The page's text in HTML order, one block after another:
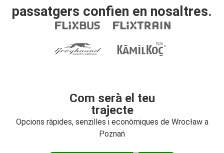
passatgers confien en nosaltres.
Com serà el teu
trajecte
Opcions ràpides, senzilles i econòmiques de Wrocław a
Poznań